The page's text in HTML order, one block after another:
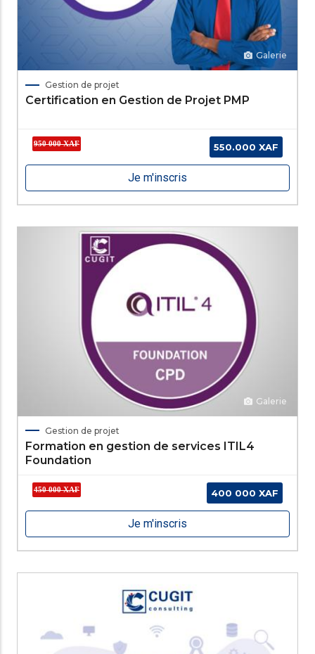
Galerie
Gestion de projet
Certification en Gestion de Projet PMP
950 000 XAF 550.000 XAF
Je m'inscris
Galerie
Gestion de projet
Formation en gestion de services ITIL4
Foundation
450 000 XAF 400 000 XAF
Je m'inscris